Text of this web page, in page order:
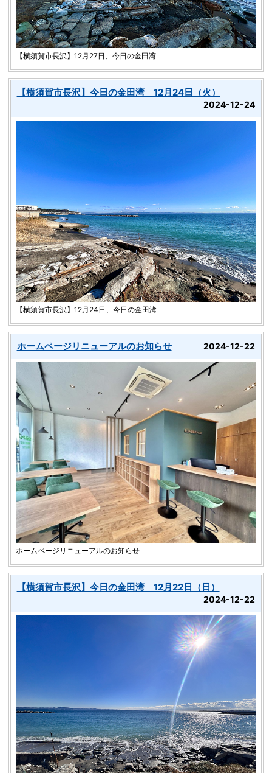
【横須賀市長沢】12月27日、今日の金田湾
【横須賀市長沢】今日の金田湾 12月24日（火）
2024-12-24
【横須賀市長沢】12月24日、今日の金田湾
ホームページリニューアルのお知らせ 2024-12-22
ホームページリニューアルのお知らせ
【横須賀市長沢】今日の金田湾 12月22日（日）
2024-12-22